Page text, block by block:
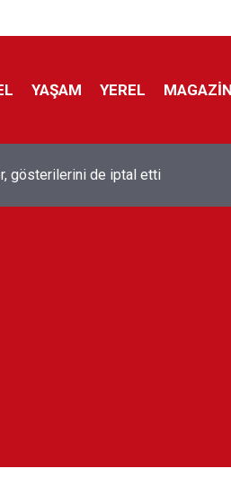
YAŞAM YEREL MAGAZİN
Mohamed Salah Trabzonspor